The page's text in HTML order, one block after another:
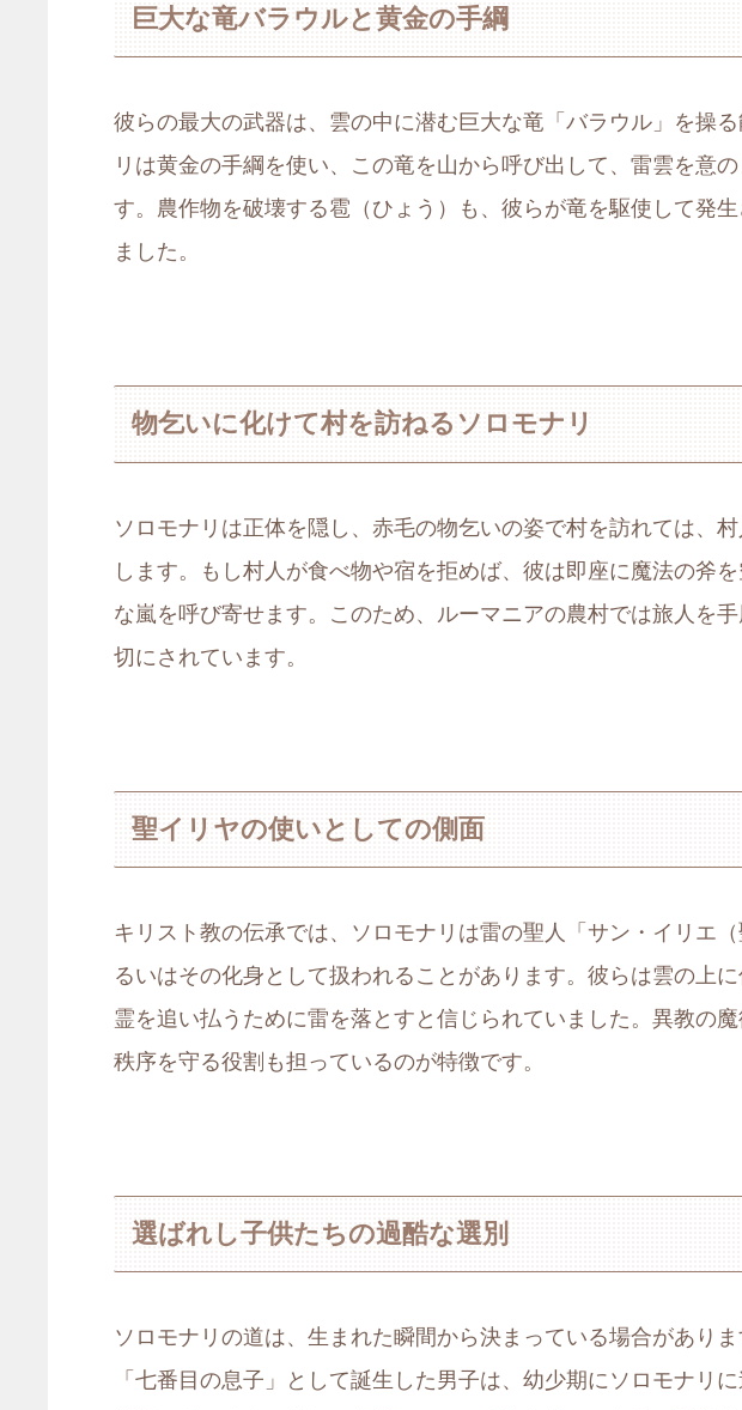
巨大な竜バラウルと黄金の手綱
彼らの最大の武器は、雲の中に潜む巨大な竜「バラウル」を操
リは黄金の手綱を使い、この竜を山から呼び出して、雷雲を意
す。農作物を破壊する雹（ひょう）も、彼らが竜を駆使して発
ました。
物乞いに化けて村を訪ねるソロモナリ
ソロモナリは正体を隠し、赤毛の物乞いの姿で村を訪れては、
します。もし村人が食べ物や宿を拒めば、彼は即座に魔法の斧
な嵐を呼び寄せます。このため、ルーマニアの農村では旅人を
切にされています。
聖イリヤの使いとしての側面
キリスト教の伝承では、ソロモナリは雷の聖人「サン・イリエ
るいはその化身として扱われることがあります。彼らは雲の上
霊を追い払うために雷を落とすと信じられていました。異教の
秩序を守る役割も担っているのが特徴です。
選ばれし子供たちの過酷な選別
ソロモナリの道は、生まれた瞬間から決まっている場合があり
「七番目の息子」として誕生した男子は、幼少期にソロモナリ